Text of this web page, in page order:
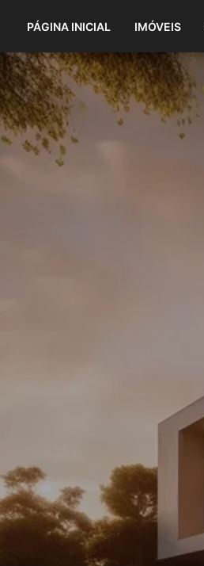
PÁGINA INICIAL IMÓVEIS